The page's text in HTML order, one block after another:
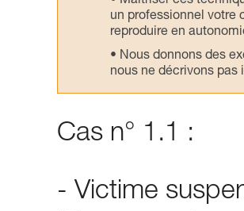
un professionnel votre
reproduire en
Nous donnons des
nous ne décrivons pas
Cas n° 1.1 :
- Victime